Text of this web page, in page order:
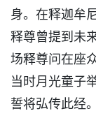
身。在释迦牟
释尊曾提到未
场释尊问在座
当时月光童子
誓将弘传此经